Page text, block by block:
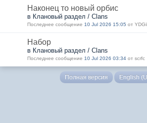
Наконец то новый орбис
в Клановый раздел / Clans
Последнее сообщение 10 Jul 2026 15:05 от
Набор
в Клановый раздел / Clans
Последнее сообщение 10 Jul 2026 03:34 от scrfc
Полная версия English